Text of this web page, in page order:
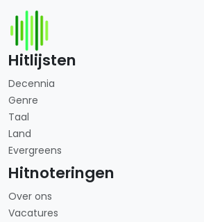
Hitlijsten
Decennia
Genre
Taal
Land
Evergreens
Hitnoteringen
Over ons
Vacatures